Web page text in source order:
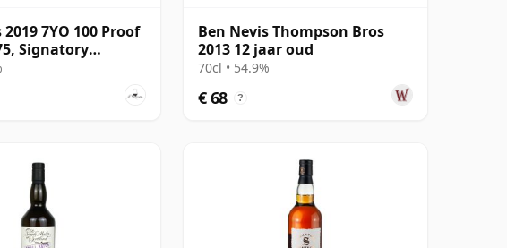
7YO 100 Proof
Signatory
Ben Nevis Thompson Bros
2013 12 jaar oud
70cl • 54.9%
€ 68 ?